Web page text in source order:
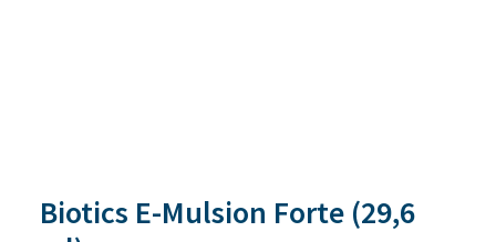
Biotics E-Mulsion Forte (29,6